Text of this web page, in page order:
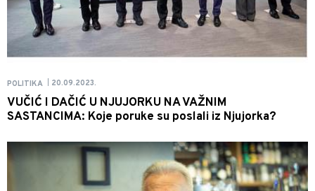
POLITIKA 20.09.2023.
VUČIĆ I DAČIĆ U NJUJORKU NA VAŽNIM
SASTANCIMA: Koje poruke su poslali iz Njujorka?